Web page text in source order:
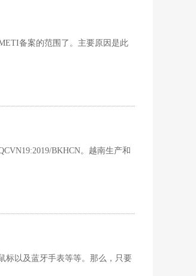
备案的范围了。主要原因是此
BKHCN。越南生产和
标以及蓝牙手表等等。那么，只要